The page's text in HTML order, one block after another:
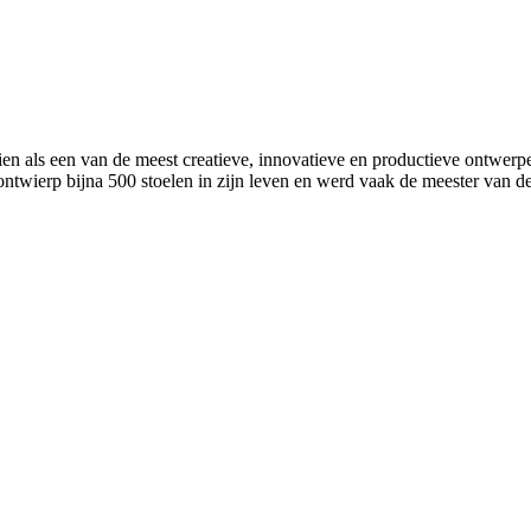
als een van de meest creatieve, innovatieve en productieve
bijna 500 stoelen in zijn leven en werd vaak de meester van